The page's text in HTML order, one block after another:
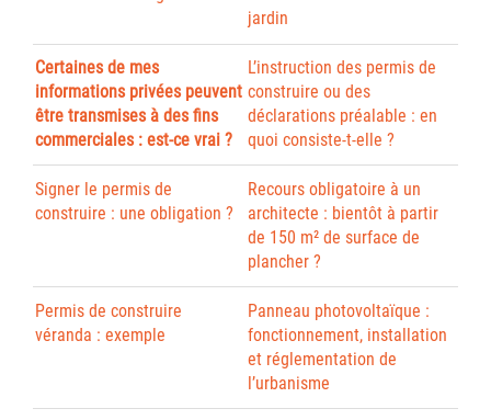
jardin
Certaines de mes
informations privées peuvent
être transmises à des fins
commerciales : est-ce vrai ?
L’instruction des permis de
construire ou des
déclarations préalable : en
quoi consiste-t-elle ?
Signer le permis de
construire : une obligation ?
Recours obligatoire à un
architecte : bientôt à partir
de 150 m² de surface de
plancher ?
Permis de construire
véranda : exemple
Panneau photovoltaïque :
fonctionnement, installation
et réglementation de
l’urbanisme